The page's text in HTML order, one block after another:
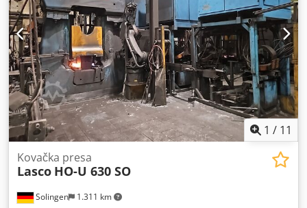
radna platforma
1 / 11
Solingen 1.311 km
Kovačka presa
Lasco HO-U 630 SO